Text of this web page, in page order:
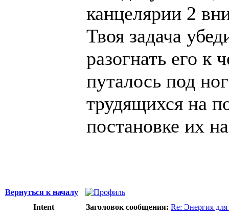
канцелярии 2
Твоя задача
разогнать его к
путалось под
трудящихся на
постановке их
Вернуться к началу
Intent
Заголовок сообщения: Re: Энергия